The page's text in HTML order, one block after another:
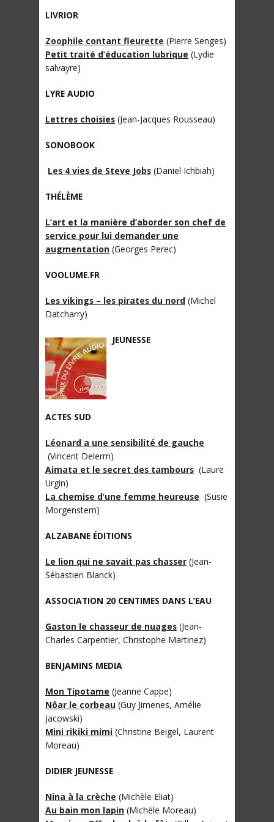
LIVRIOR
Zoophile contant fleurette (Pierre Senges)
Petit traité d’éducation lubrique (Lydie
salvayre)
LYRE AUDIO
Lettres choisies (Jean-Jacques Rousseau)
SONOBOOK
Les 4 vies de Steve Jobs (Daniel Ichbiah)
THÉLÈME
L’art et la manière d’aborder son chef de
service pour lui demander une
augmentation (Georges Perec)
VOOLUME.FR
Les vikings – les pirates du nord (Michel
Datcharry)
JEUNESSE
ACTES SUD
Léonard a une sensibilité de gauche
(Vincent Delerm)
Aimata et le secret des tambours (Laure
Urgin)
La chemise d’une femme heureuse (Susie
Morgenstern)
ALZABANE ÉDITIONS
Le lion qui ne savait pas chasser (Jean-
Sébastien Blanck)
ASSOCIATION 20 CENTIMES DANS L’EAU
Gaston le chasseur de nuages (Jean-
Charles Carpentier, Christophe Martinez)
BENJAMINS MEDIA
Mon Tipotame (Jeanne Cappe)
Nôar le corbeau (Guy Jimenes, Amélie
Jacowski)
Mini rikiki mimi (Christine Beigel, Laurent
Moreau)
DIDIER JEUNESSE
Nina à la crèche (Michèle Eliat)
Au bain mon lapin (Michèle Moreau)